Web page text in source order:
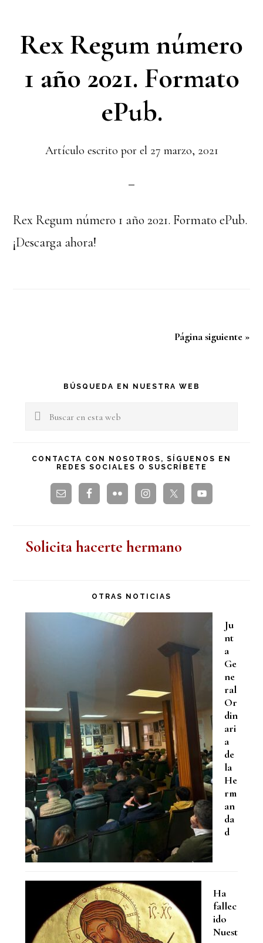
Rex Regum número
1 año 2021. Formato
ePub.
Artículo escrito por el 27 marzo, 2021
Rex Regum número 1 año 2021. Formato ePub.
¡Descarga ahora!
Página siguiente »
Barra
lateral
BÚSQUEDA EN NUESTRA WEB
Buscar
esta
CONTACTA CON NOSOTROS, SÍGUENOS EN
REDES SOCIALES O SUSCRÍBETE
Solicita hacerte hermano
OTRAS NOTICIAS
Ju
nt
a
Ge
ne
ral
Or
din
ari
a
de
la
He
rm
an
da
d
Ha
fallec
ido
Nuest